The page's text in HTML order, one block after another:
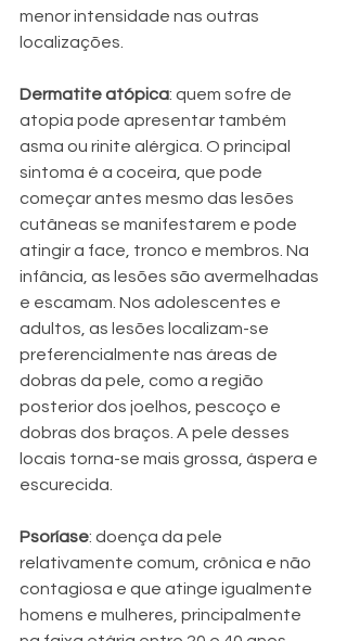
menor intensidade nas outras
localizações.
Dermatite atópica: quem sofre de
atopia pode apresentar também
asma ou rinite alérgica. O principal
sintoma é a coceira, que pode
começar antes mesmo das lesões
cutâneas se manifestarem e pode
atingir a face, tronco e membros. Na
infância, as lesões são avermelhadas
e escamam. Nos adolescentes e
adultos, as lesões localizam-se
preferencialmente nas áreas de
dobras da pele, como a região
posterior dos joelhos, pescoço e
dobras dos braços. A pele desses
locais torna-se mais grossa, áspera e
escurecida.
Psoríase: doença da pele
relativamente comum, crônica e não
contagiosa e que atinge igualmente
homens e mulheres, principalmente